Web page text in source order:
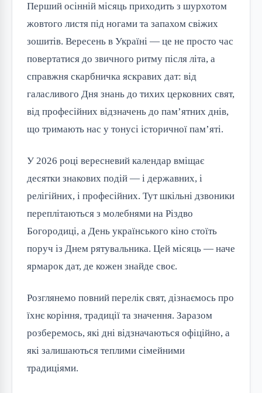
Перший осінній місяць приходить з шурхотом
жовтого листя під ногами та запахом свіжих
зошитів. Вересень в Україні — це не просто час
повертатися до звичного ритму після літа, а
справжня скарбничка яскравих дат: від
галасливого Дня знань до тихих церковних свят,
від професійних відзначень до пам’ятних днів,
що тримають нас у тонусі історичної пам’яті.
У 2026 році вересневий календар вміщає
десятки знакових подій — і державних, і
релігійних, і професійних. Тут шкільні дзвоники
переплітаються з молебнями на Різдво
Богородиці, а День українського кіно стоїть
поруч із Днем рятувальника. Цей місяць — наче
ярмарок дат, де кожен знайде своє.
Розглянемо повний перелік свят, дізнаємось про
їхнє коріння, традиції та значення. Заразом
розберемось, які дні відзначаються офіційно, а
які залишаються теплими сімейними
традиціями.